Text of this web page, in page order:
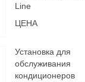
Line
ЦЕНА
Установка для
обслуживания
кондиционеров